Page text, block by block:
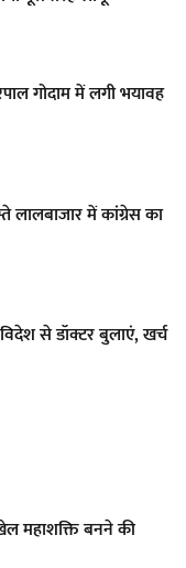
गोदाम में लगी भयावह
लालबाजार में कांग्रेस का
से डॉक्टर बुलाएं, खर्च
महाशक्ति बनने की